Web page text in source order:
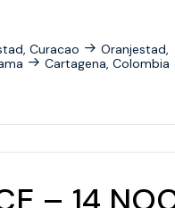
Curacao
Oranjestad,
Cartagena, Colombia
– 14